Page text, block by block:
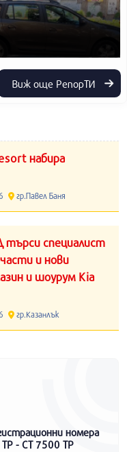
Виж още РепорТИ
набира
гр.Павел Баня
специалист
и нови
и шоурум Kia
гр.Казанлък
номера
- СТ 7500 ТР